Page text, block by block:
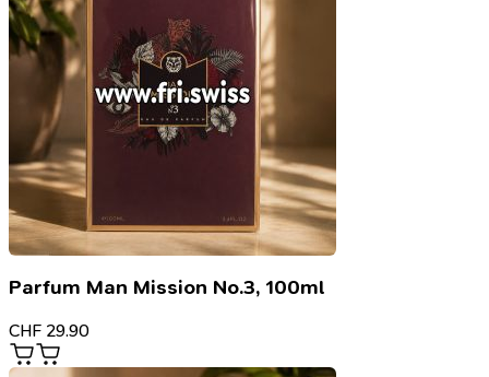
Parfum Man Mission No.3, 100ml
CHF 29.90